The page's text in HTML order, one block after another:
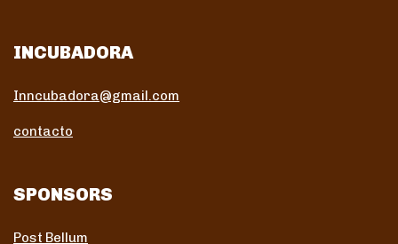
INCUBADORA
Inncubadora@gmail.com
contacto
SPONSORS
Post Bellum